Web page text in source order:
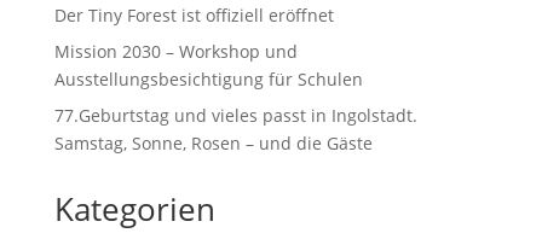
Der Tiny Forest ist offiziell eröffnet
Mission 2030 – Workshop und
Ausstellungsbesichtigung für Schulen
77.Geburtstag und vieles passt in Ingolstadt.
Samstag, Sonne, Rosen – und die Gäste
Kategorien